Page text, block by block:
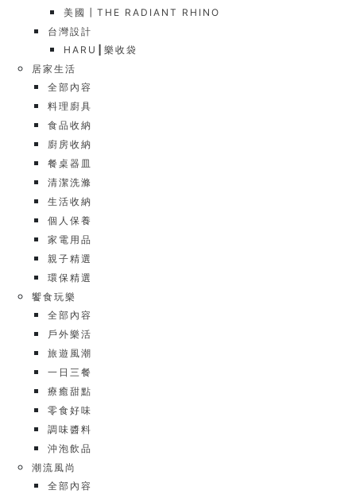
美國┃THE RADIANT RHINO
台灣設計
HARU┃樂收袋
居家生活
全部內容
料理廚具
食品收納
廚房收納
餐桌器皿
清潔洗滌
生活收納
個人保養
家電用品
親子精選
環保精選
饗食玩樂
全部內容
戶外樂活
旅遊風潮
一日三餐
療癒甜點
零食好味
調味醬料
沖泡飲品
潮流風尚
全部內容